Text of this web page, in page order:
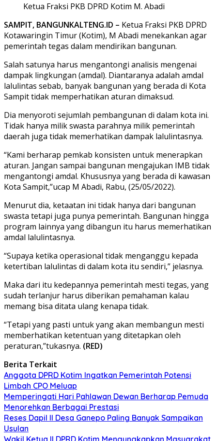
Ketua Fraksi PKB DPRD Kotim M. Abadi
SAMPIT, BANGUNKALTENG.ID – Ketua Fraksi PKB DPRD
Kotawaringin Timur (Kotim), M Abadi menekankan agar
pemerintah tegas dalam mendirikan bangunan.
Salah satunya harus mengantongi analisis mengenai
dampak lingkungan (amdal). Diantaranya adalah amdal
lalulintas sebab, banyak bangunan yang berada di Kota
Sampit tidak memperhatikan aturan dimaksud.
Dia menyoroti sejumlah pembangunan di dalam kota ini.
Tidak hanya milik swasta parahnya milik pemerintah
daerah juga tidak memerhatikan dampak lalulintasnya.
“Kami berharap pemkab konsisten untuk menerapkan
aturan. Jangan sampai bangunan mengajukan IMB tidak
mengantongi amdal. Khususnya yang berada di kawasan
Kota Sampit,”ucap M Abadi, Rabu, (25/05/2022).
Menurut dia, ketaatan ini tidak hanya dari bangunan
swasta tetapi juga punya pemerintah. Bangunan hingga
program lainnya yang dibangun itu harus memerhatikan
amdal lalulintasnya.
“Supaya ketika operasional tidak menganggu kepada
ketertiban lalulintas di dalam kota itu sendiri,” jelasnya.
Maka dari itu kedepannya pemerintah mesti tegas, yang
sudah terlanjur harus diberikan pemahaman kalau
memang bisa ditata ulang kenapa tidak.
“Tetapi yang pasti untuk yang akan membangun mesti
memberhatikan ketentuan yang ditetapkan oleh
peraturan,”tukasnya. (RED)
Berita Terkait
Anggota DPRD Kotim Ingatkan Pemerintah Potensi
Limbah CPO Meluap
Memperingati Hari Pahlawan Dewan Berharap Pemuda
Menorehkan Berbagai Prestasi
Reses Dapil II Desa Ganepo Paling Banyak Sampaikan
Usulan
Wakil Ketua II DPRD Kotim Mengungkapkan Masyarakat